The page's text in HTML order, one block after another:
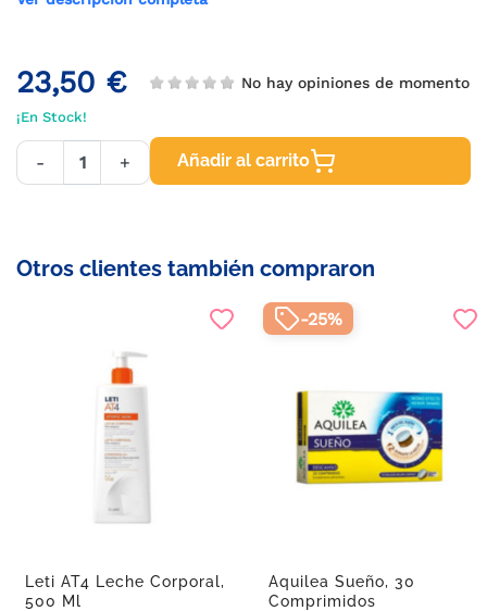
23,50 € No hay opiniones de momento
¡En Stock!
- + Añadir al carrito
Otros clientes también compraron
Leti AT4 Leche Corporal,
500 Ml
Aquilea Sueño, 30
Comprimidos
-25%